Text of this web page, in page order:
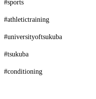
#sports
#athletictraining
#universityoftsukuba
#tsukuba
#conditioning